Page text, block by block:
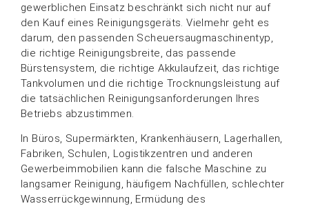
gewerblichen Einsatz beschränkt sich nicht nur auf
den Kauf eines Reinigungsgeräts. Vielmehr geht es
darum, den passenden Scheuersaugmaschinentyp,
die richtige Reinigungsbreite, das passende
Bürstensystem, die richtige Akkulaufzeit, das richtige
Tankvolumen und die richtige Trocknungsleistung auf
die tatsächlichen Reinigungsanforderungen Ihres
Betriebs abzustimmen.
In Büros, Supermärkten, Krankenhäusern, Lagerhallen,
Fabriken, Schulen, Logistikzentren und anderen
Gewerbeimmobilien kann die falsche Maschine zu
langsamer Reinigung, häufigem Nachfüllen, schlechter
Wasserrückgewinnung, Ermüdung des